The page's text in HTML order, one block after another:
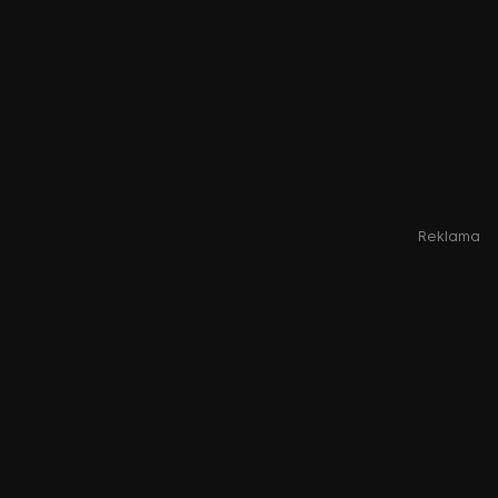
Reklama